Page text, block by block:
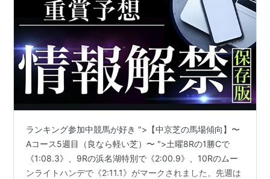
ランキング参加中競馬が好き ">【中京芝の馬場傾向】〜
Aコース5週目（良なら軽い芝）〜 ">土曜8Rの1勝Cで
《1:08.3》、9Rの浜名湖特別で《2:00.9》、10Rのムー
ンライトハンデで《2:11.1》がマークされました。先週は